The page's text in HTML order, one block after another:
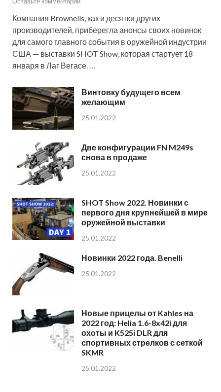
Компания Brownells, как и десятки других
производителей, приберегла анонсы своих новинок
для самого главного события в оружейной индустрии
США — выставки SHOT Show, которая стартует 18
января в Лаг Вегасе. …
Винтовку будущего всем
желающим
25.01.2022
Две конфигурации FN M249s
снова в продаже
25.01.2022
SHOT Show 2022. Новинки с
первого дня крупнейшей в мире
оружейной выставки
25.01.2022
Новинки 2022 года. Benelli
25.01.2022
Новые прицелы от Kahles на
2022 год: Helia 1.6-8x42i для
охоты и K525i DLR для
спортивных стрелков с сеткой
SKMR
25.01.2022